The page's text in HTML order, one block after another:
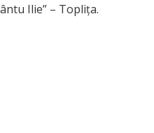
Ilie” – Toplița.